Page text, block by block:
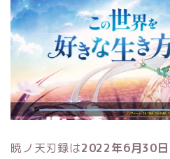
暁ノ天刃録は2022年6月30日